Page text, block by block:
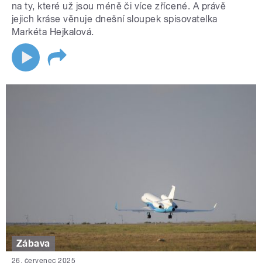
na ty, které už jsou méně či více zřícené. A právě
jejich kráse věnuje dnešní sloupek spisovatelka
Markéta Hejkalová.
Zábava
26. červenec 2025